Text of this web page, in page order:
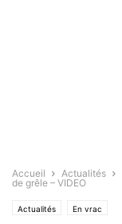
Accueil Actualités
de grêle – VIDEO
Actualités En vrac